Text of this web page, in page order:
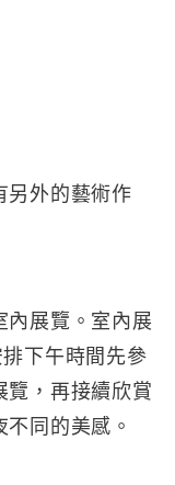
另外的藝術作
內展覽。室內展
下午時間先參
覽，再接續欣賞
同的美感。